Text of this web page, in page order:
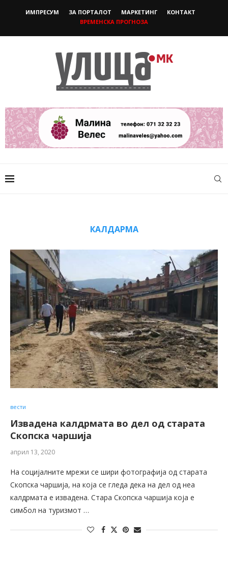
ИМПРЕСУМ ЗА ПОРТАЛОТ МАРКЕТИНГ
КОНТАКТ
ВРЕМЕНСКА ПРОГНОЗА
КАЛДАРМА
вести
Извадена калдрмата во дел од старата
Скопска чаршија
април 13, 2020
На социјалните мрежи се шири фотографија од старата
Скопска чаршија, на која се гледа дека на дел од неа
калдрмата е извадена. Стара Скопска чаршија која е
симбол на туризмот …